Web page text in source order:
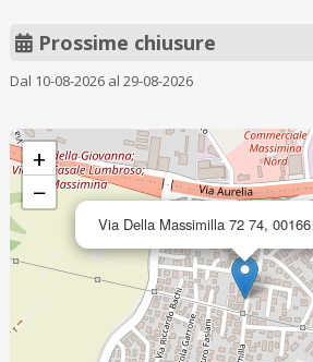
Prossime chiusure
Dal 10-08-2026 al 29-08-2026
Via Della Massimilla 72 74,
+
−